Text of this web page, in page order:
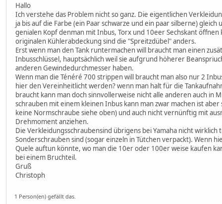
Hallo
Ich verstehe das Problem nicht so ganz. Die eigentlichen
ja bis auf die Farbe (ein Paar schwarze und ein paar silberne) gleich
genialen Kopf denman mit Inbus, Torx und 10eer Sechskant öffnen
originalen Kühlerabdeckung sind die "Spreitzdübel" anders.
Erst wenn man den Tank runtermachen will braucht man einen
Inbusschlüssel, hauptsächlich weil sie aufgrund höherer
anderen Gewindedurchmesser haben.
Wenn man die Ténéré 700 strippen will braucht man also nur 2
hier den Vereinheitlicht werden? wenn man halt für die
braucht kann man doch sinnvollerweise nicht alle anderen auch in
schrauben mit einem kleinen Inbus kann man zwar machen ist
keine Normschraube siehe oben) und auch nicht vernünftig mit
Drehmoment anziehen.
Die Verkleidungsschraubensind übrigens bei Yamaha nicht wirklich
Sonderschrauben sind (sogar einzeln in Tütchen verpackt). Wenn
Quele auftun könnte, wo man die 10er oder 100er weise kaufen
bei einem Bruchteil.
Gruß
Christoph
1 Person(en) gefällt das.